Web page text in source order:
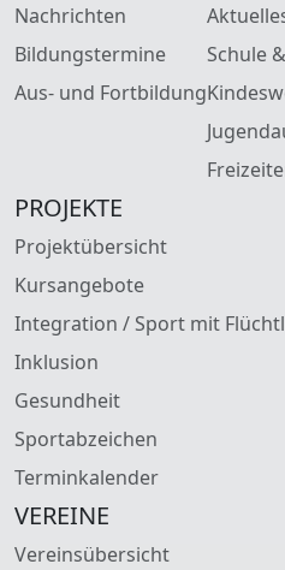
Nachrichten
Bildungstermine
Aus- und Fortbildung
Schule
PROJEKTE
Projektübersicht
Kursangebote
Integration / Sport mit
Inklusion
Gesundheit
Sportabzeichen
Terminkalender
VEREINE
Vereinsübersicht